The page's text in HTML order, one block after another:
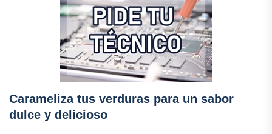
Carameliza tus verduras para un sabor
dulce y delicioso